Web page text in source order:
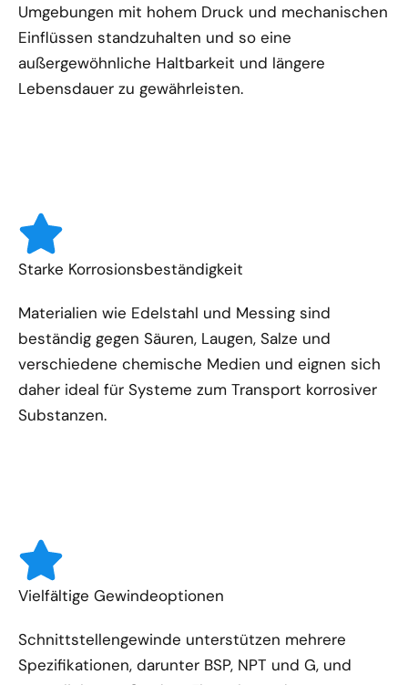
Umgebungen mit hohem Druck und mechanischen
Einflüssen standzuhalten und so eine
außergewöhnliche Haltbarkeit und längere
Lebensdauer zu gewährleisten.
Starke Korrosionsbeständigkeit
Materialien wie Edelstahl und Messing sind
beständig gegen Säuren, Laugen, Salze und
verschiedene chemische Medien und eignen sich
daher ideal für Systeme zum Transport korrosiver
Substanzen.
Vielfältige Gewindeoptionen
Schnittstellengewinde unterstützen mehrere
Spezifikationen, darunter BSP, NPT und G, und